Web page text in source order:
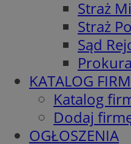
Straż
Straż
Sąd
KATALOG FIRM
Katalog
Dodaj
OGŁOSZENIA